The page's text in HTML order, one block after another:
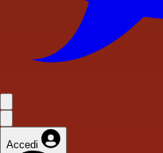
Accedi